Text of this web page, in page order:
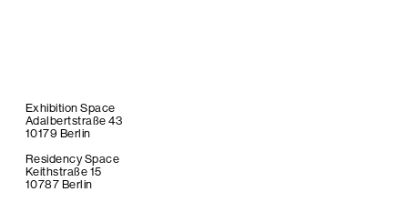
Exhibition Space
Adalbertstraße 43
10179 Berlin
Residency Space
Keithstraße 15
10787 Berlin